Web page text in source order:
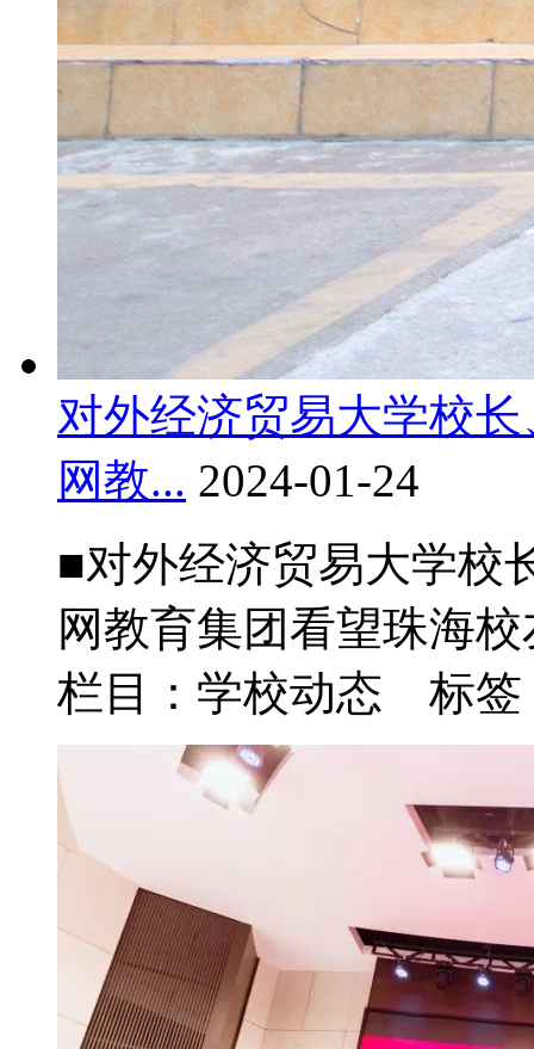
对外经济贸易大学校
网教... 2024-01-24
■对外经济贸易大学校
网教育集团看望珠海校
栏目：学校动态 标